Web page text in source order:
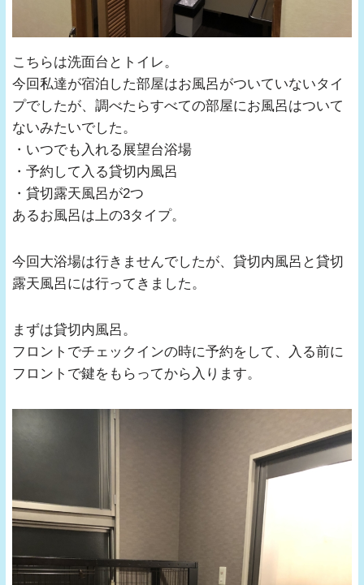
こちらは洗面台とトイレ。
今回私達が宿泊した部屋はお風呂がついていないタイ
プでしたが、調べたらすべての部屋にお風呂はついて
ないみたいでした。
・いつでも入れる展望台浴場
・予約して入る貸切内風呂
・貸切露天風呂が2つ
あるお風呂は上の3タイプ。
今回大浴場は行きませんでしたが、貸切内風呂と貸切
露天風呂には行ってきました。
まずは貸切内風呂。
フロントでチェックインの時に予約をして、入る前に
フロントで鍵をもらってから入ります。